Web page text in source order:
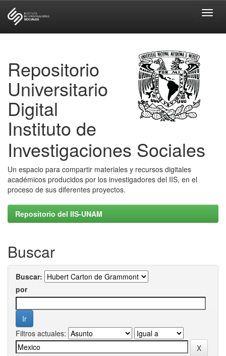
Repositorio
Universitario
Digital
Instituto de
Investigaciones Sociales
Un espacio para compartir materiales y recursos digitales
académicos producidos por los investigadores del IIS, en el
proceso de sus diferentes proyectos.
Repositorio del IIS-UNAM
Buscar
Buscar:
por
Filtros actuales: